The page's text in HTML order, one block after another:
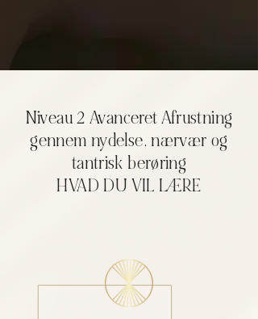
Niveau 2 AvanceretAfrustning
gennem nydelse, nærvær og
tantrisk berøring
HVAD DU VIL LÆRE